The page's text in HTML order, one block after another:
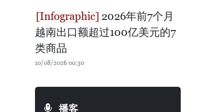
2026年前7个月
越南出口额超过100亿美元的7
类商品
10/08/2026 00:30
播客